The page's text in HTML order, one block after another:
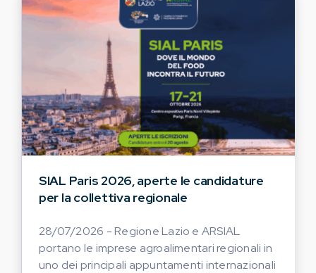
SIAL Paris 2026, aperte le candidature
per la collettiva regionale
28/07/2026 - Regione Lazio e ARSIAL
portano le imprese agroalimentari regionali in
uno dei principali appuntamenti internazionali